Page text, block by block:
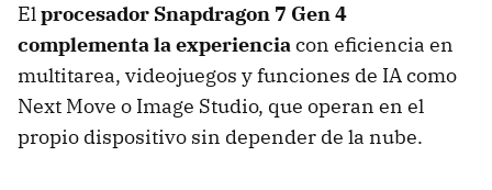
Elprocesador Snapdragon 7 Gen 4
complementa la experienciacon eficiencia en
multitarea, videojuegos y funciones de IA como
Next Move o Image Studio, que operan en el
propio dispositivo sin depender de la nube.